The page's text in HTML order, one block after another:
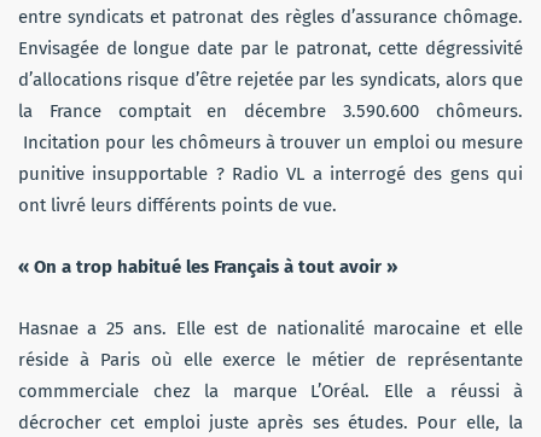
entre syndicats et patronat des règles d’assurance chômage.
Envisagée de longue date par le patronat, cette dégressivité
d’allocations risque d’être rejetée par les syndicats, alors que
la France comptait en décembre 3.590.600 chômeurs.
Incitation pour les chômeurs à trouver un emploi ou mesure
punitive insupportable ? Radio VL a interrogé des gens qui
ont livré leurs différents points de vue.
« On a trop habitué les Français à tout avoir »
Hasnae a 25 ans. Elle est de nationalité marocaine et elle
réside à Paris où elle exerce le métier de représentante
commmerciale chez la marque L’Oréal. Elle a réussi à
décrocher cet emploi juste après ses études. Pour elle, la